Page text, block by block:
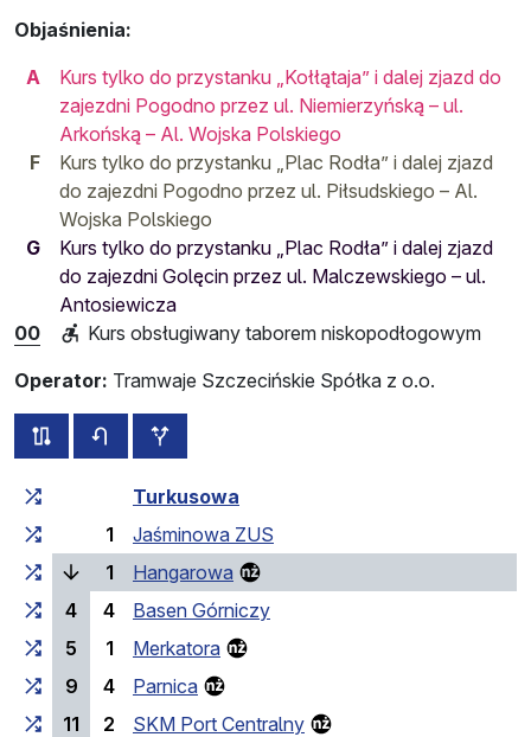
Objaśnienia:
A
Kurs tylko do przystanku „Kołłątaja” i dalej zjazd do
zajezdni Pogodno przez ul. Niemierzyńską – ul.
Arkońską – Al. Wojska Polskiego
F
Kurs tylko do przystanku „Plac Rodła” i dalej zjazd
do zajezdni Pogodno przez ul. Piłsudskiego – Al.
Wojska Polskiego
G
Kurs tylko do przystanku „Plac Rodła” i dalej zjazd
do zajezdni Golęcin przez ul. Malczewskiego – ul.
Antosiewicza
00
Kurs obsługiwany taborem niskopodłogowym
Operator: Tramwaje Szczecińskie Spółka z o.o.
wszystkie trasy tej linii
rozkład jazdy dla przeciwnego kierunku
Czas przejazdu narastająco
Turkusowa
1
Jaśminowa ZUS
1
Hangarowa
4
4
Basen Górniczy
5
1
Merkatora
9
4
Parnica
11
2
SKM Port Centralny